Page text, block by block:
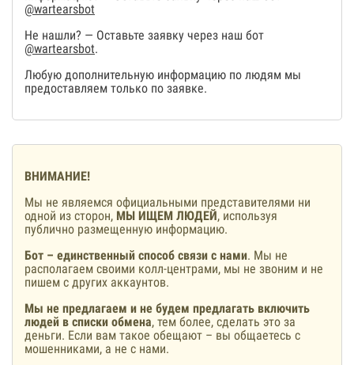
@wartearsbot
Не нашли? — Оставьте заявку через наш бот
@wartearsbot.
Любую дополнительную информацию по людям мы
предоставляем только по заявке.
ВНИМАНИЕ!
Мы не являемся официальными представителями ни
одной из сторон, МЫ ИЩЕМ ЛЮДЕЙ, используя
публично размещенную информацию.
Бот – единственный способ связи с нами. Мы не
располагаем своими колл-центрами, мы не звоним и не
пишем с других аккаунтов.
Мы не предлагаем и не будем предлагать включить
людей в списки обмена, тем более, сделать это за
деньги. Если вам такое обещают – вы общаетесь с
мошенниками, а не с нами.